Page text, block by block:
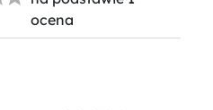
ocena